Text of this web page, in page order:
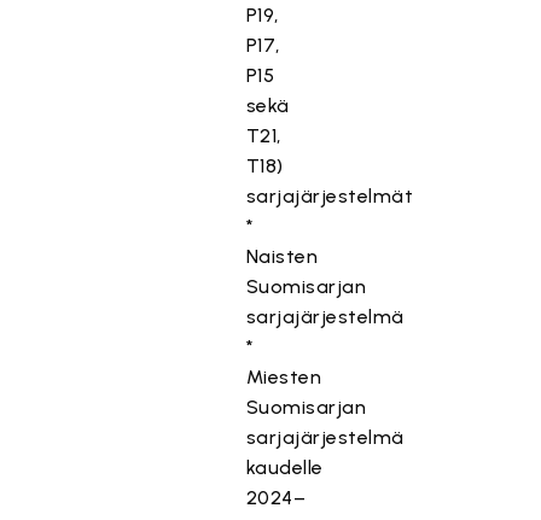
P19,
P17,
P15
sekä
T21,
T18)
sarjajärjestelmät
*
Naisten
Suomisarjan
sarjajärjestelmä
*
Miesten
Suomisarjan
sarjajärjestelmä
kaudelle
2024–